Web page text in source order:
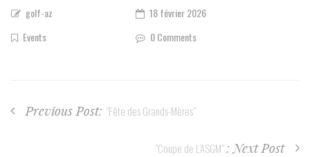
golf-az
Events
18 février 2026
0 Comments
Previous Post: "Fête des Grands-Mères"
"Coupe de L’ASGM": Next Post